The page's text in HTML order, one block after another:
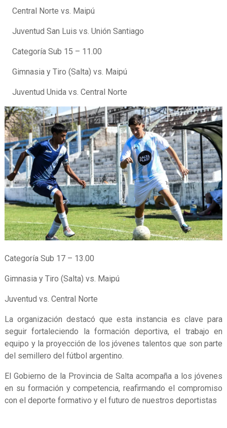
Central Norte vs. Maipú
Juventud San Luis vs. Unión Santiago
Categoría Sub 15 – 11.00
Gimnasia y Tiro (Salta) vs. Maipú
Juventud Unida vs. Central Norte
Categoría Sub 17 – 13.00
Gimnasia y Tiro (Salta) vs. Maipú
Juventud vs. Central Norte
La organización destacó que esta instancia es clave para
seguir fortaleciendo la formación deportiva, el trabajo en
equipo y la proyección de los jóvenes talentos que son parte
del semillero del fútbol argentino.
El Gobierno de la Provincia de Salta acompaña a los jóvenes
en su formación y competencia, reafirmando el compromiso
con el deporte formativo y el futuro de nuestros deportistas